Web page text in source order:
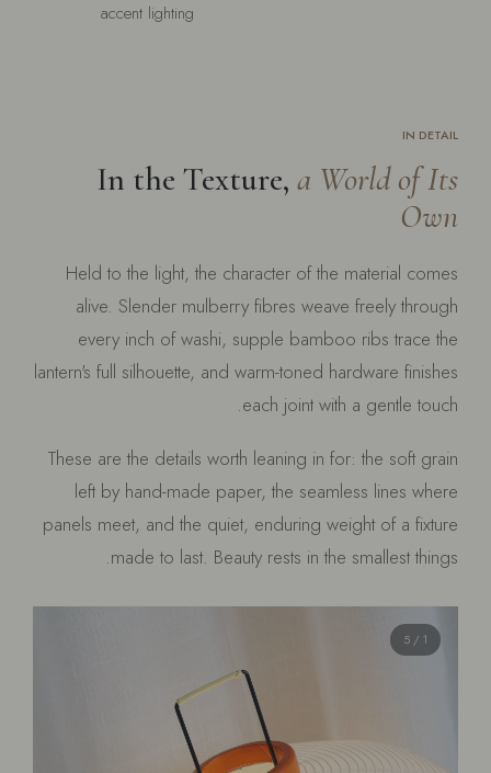
accent lighting
IN DETAIL
In the Texture, a World of Its
Own
Held to the light, the character of the material comes
alive. Slender mulberry fibres weave freely through
every inch of washi, supple bamboo ribs trace the
lantern's full silhouette, and warm-toned hardware finishes
each joint with a gentle touch.
These are the details worth leaning in for: the soft grain
left by hand-made paper, the seamless lines where
panels meet, and the quiet, enduring weight of a fixture
made to last. Beauty rests in the smallest things.
1
/ 5